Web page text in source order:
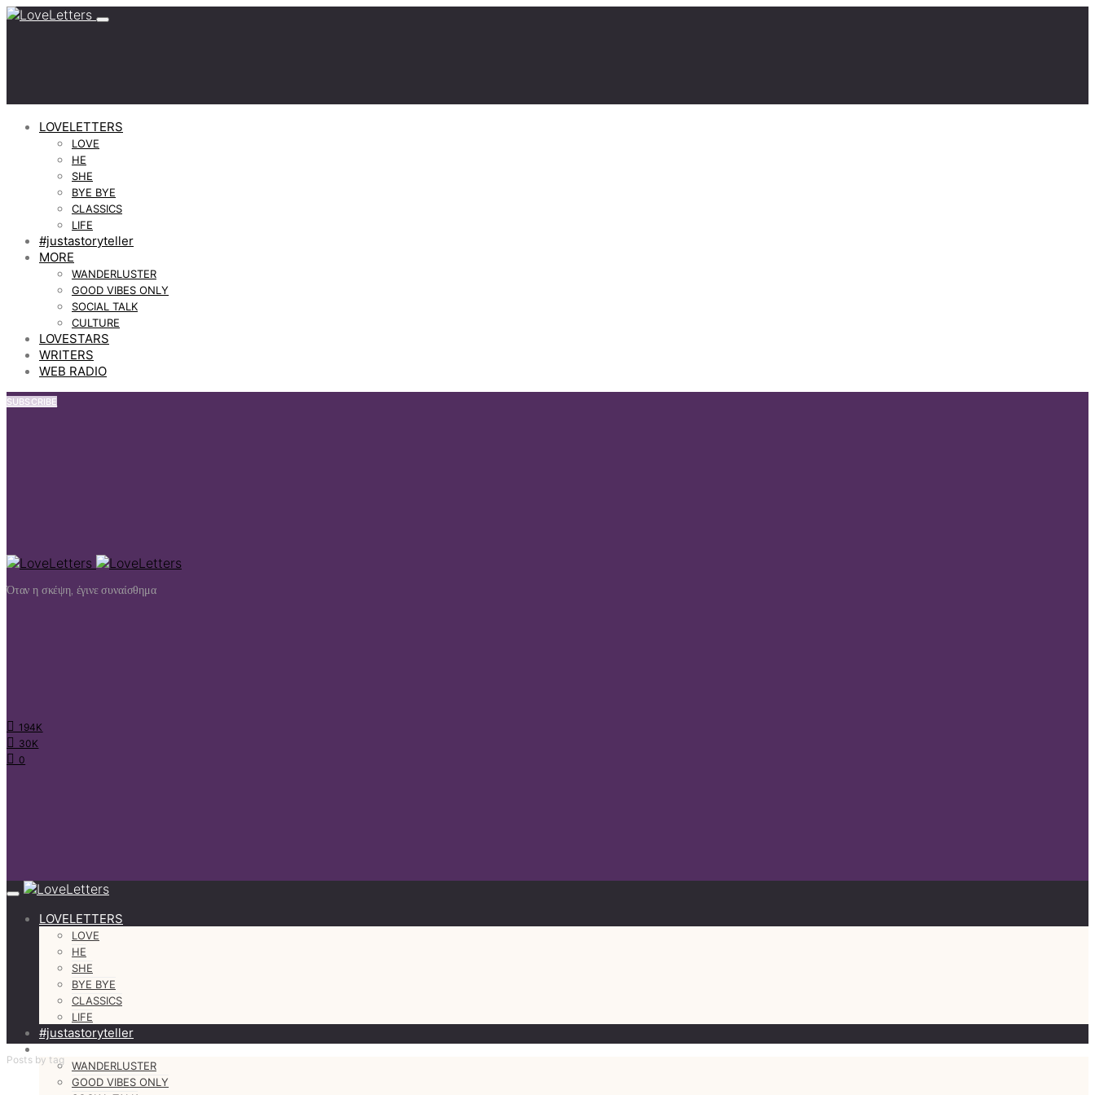
LOVELETTERS
LOVE
HE
SHE
BYE BYE
CLASSICS
LIFE
#justastoryteller
MORE
WANDERLUSTER
GOOD VIBES ONLY
SOCIAL TALK
CULTURE
LOVESTARS
WRITERS
WEB RADIO
SUBSCRIBE
Όταν η σκέψη, έγινε συναίσθημα
194K
30K
0
LOVELETTERS
LOVE
HE
SHE
BYE BYE
CLASSICS
LIFE
#justastoryteller
MORE
WANDERLUSTER
GOOD VIBES ONLY
Posts by tag